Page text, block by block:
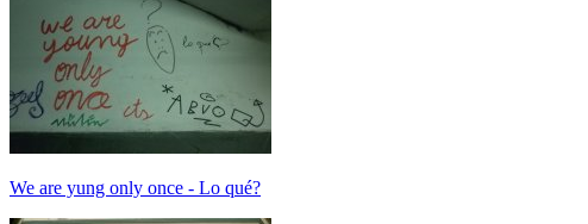
We are yung only once - Lo qué?